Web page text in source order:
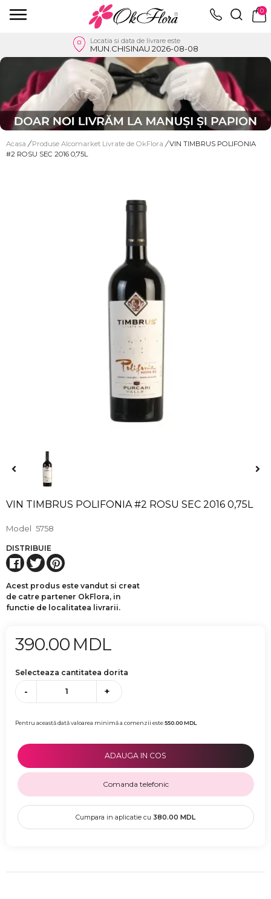
0
Locatia si data de livrare este
MUN.CHISINAU 2026-08-08
Acasa / Produse Alcomarket Livrate de OkFlora / VIN TIMBRUS POLIFONIA
#2 ROSU SEC 2016 0,75L
VIN TIMBRUS POLIFONIA #2 ROSU SEC 2016 0,75L
Model 5758
DISTRIBUIE
Acest produs este vandut si creat
de catre partener OkFlora, in
functie de localitatea livrarii.
390.00 MDL
Selecteaza cantitatea dorita
- +
Pentru această dată valoarea minimă a comenzii este550.00MDL
ADAUGA IN COS
Comanda telefonic
Cumpara in aplicatie cu 380.00 MDL